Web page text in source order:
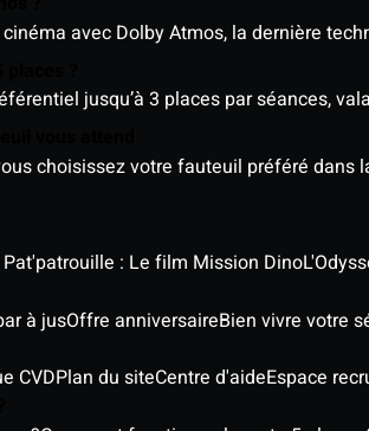
avec Dolby Atmos, la dernière
jusqu’à 3 places par séances,
choisissez votre fauteuil préféré dans
Pat'patrouille : Le film Mission Dino
à jusOffre anniversaireBien vivre votre
CVDPlan du siteCentre d'aideEspace